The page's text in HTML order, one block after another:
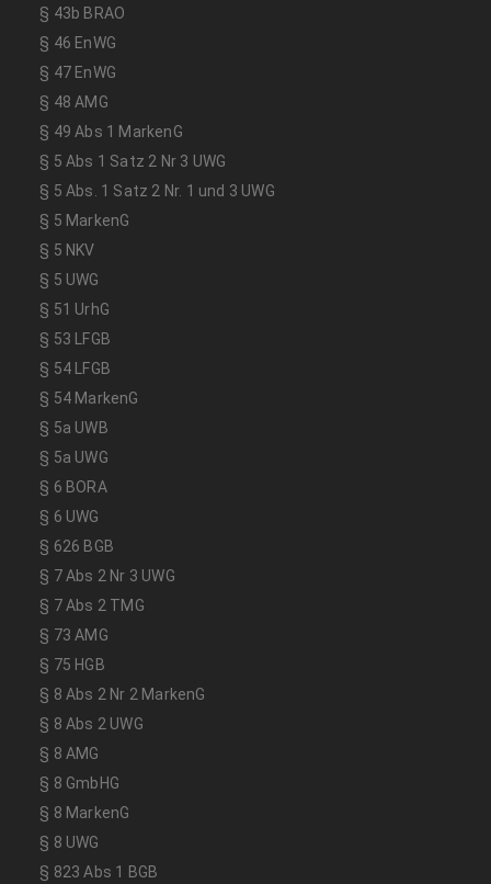
§ 43b BRAO
§ 46 EnWG
§ 47 EnWG
§ 48 AMG
§ 49 Abs 1 MarkenG
§ 5 Abs 1 Satz 2 Nr 3 UWG
§ 5 Abs. 1 Satz 2 Nr. 1 und 3 UWG
§ 5 MarkenG
§ 5 NKV
§ 5 UWG
§ 51 UrhG
§ 53 LFGB
§ 54 LFGB
§ 54 MarkenG
§ 5a UWB
§ 5a UWG
§ 6 BORA
§ 6 UWG
§ 626 BGB
§ 7 Abs 2 Nr 3 UWG
§ 7 Abs 2 TMG
§ 73 AMG
§ 75 HGB
§ 8 Abs 2 Nr 2 MarkenG
§ 8 Abs 2 UWG
§ 8 AMG
§ 8 GmbHG
§ 8 MarkenG
§ 8 UWG
§ 823 Abs 1 BGB